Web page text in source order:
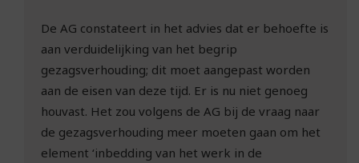
De AG constateert in het advies dat er behoefte is
aan verduidelijking van het begrip
gezagsverhouding; dit moet aangepast worden
aan de eisen van deze tijd. Er is nu niet genoeg
houvast. Het zou volgens de AG bij de vraag naar
de gezagsverhouding meer moeten gaan om het
element ‘inbedding van het werk in de